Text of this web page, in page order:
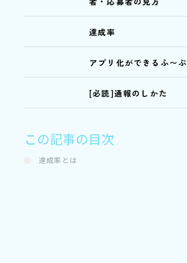
達成率
アプリ化ができるふ〜ぷ
[必読]通報のしかた
この記事の目次
達成率とは